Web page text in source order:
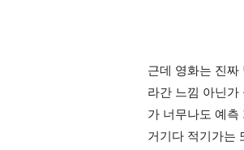
근데 영화는 진짜
라간 느낌 아닌가
가 너무나도 예
거기다 적기가는